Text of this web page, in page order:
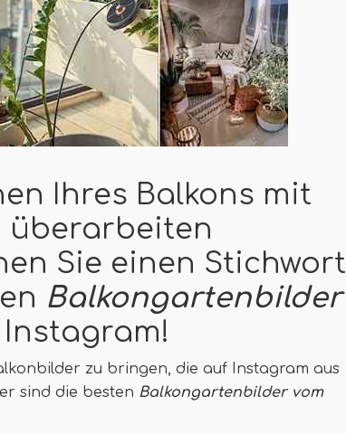
Ihres Balkons mit
überarbeiten
Sie einen Stichwort
Balkongartenbilder
zu bringen, die auf Instagram aus
sind die besten Balkongartenbilder vom